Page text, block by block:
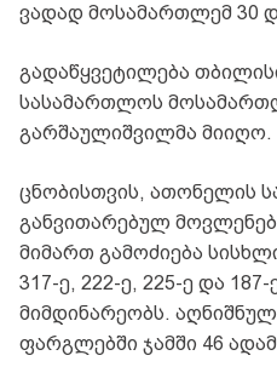
ვადად მოსამართლემ 30
გადაწყვეტილება
სასამართლოს
გარშაულიშვილმა მიიღო.
ცნობისთვის, ათონელის
განვითარებულ
მიმართ გამოძიება
317-ე, 222-ე, 225-ე და
მიმდინარეობს.
ფარგლებში ჯამში 46